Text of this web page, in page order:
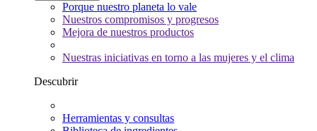
Porque nuestro planeta lo vale
Nuestros compromisos y progresos
Mejora de nuestros productos
Nuestras iniciativas en torno a las mujeres y el clima
Descubrir
Herramientas y consultas